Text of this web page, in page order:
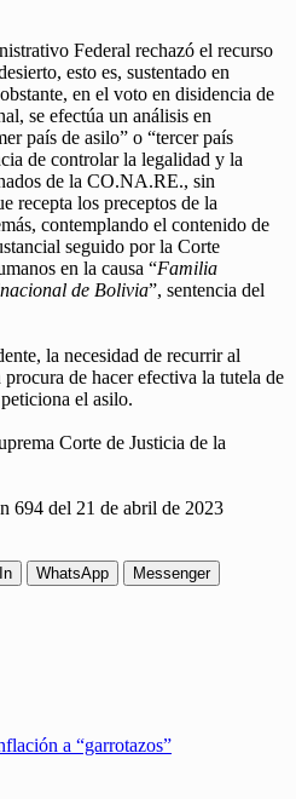
Federal rechazó el recurso
esto es, sustentado en
en el voto en disidencia de
se efectúa un análisis en
país de asilo” o “tercer país
de controlar la legalidad y la
de la CO.NA.RE., sin
recepta los preceptos de la
contemplando el contenido de
seguido por la Corte
en la causa “Familia
de Bolivia”, sentencia del
la necesidad de recurrir al
de hacer efectiva la tutela de
el asilo.
Corte de Justicia de la
694 del 21 de abril de 2023
WhatsApp
Messenger
a “garrotazos”